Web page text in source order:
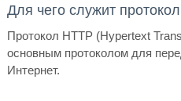
Для чего служит
Протокол HTTP (Hypertext
основным протоколом для
Интернет.